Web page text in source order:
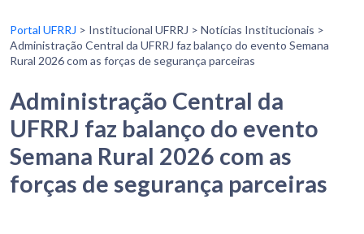
Portal UFRRJ > Institucional UFRRJ > Notícias Institucionais >
Administração Central da UFRRJ faz balanço do evento Semana
Rural 2026 com as forças de segurança parceiras
Administração Central da
UFRRJ faz balanço do evento
Semana Rural 2026 com as
forças de segurança parceiras